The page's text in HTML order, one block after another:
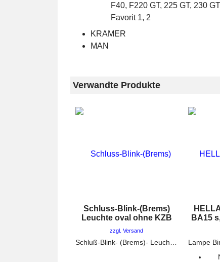
F40, F220 GT, 225 GT, 230
Favorit 1, 2
KRAMER
MAN
Verwandte Produkte
Schluss-Blink-(Brems)
Leuchte oval ohne KZB
zzgl. Versand
BA15